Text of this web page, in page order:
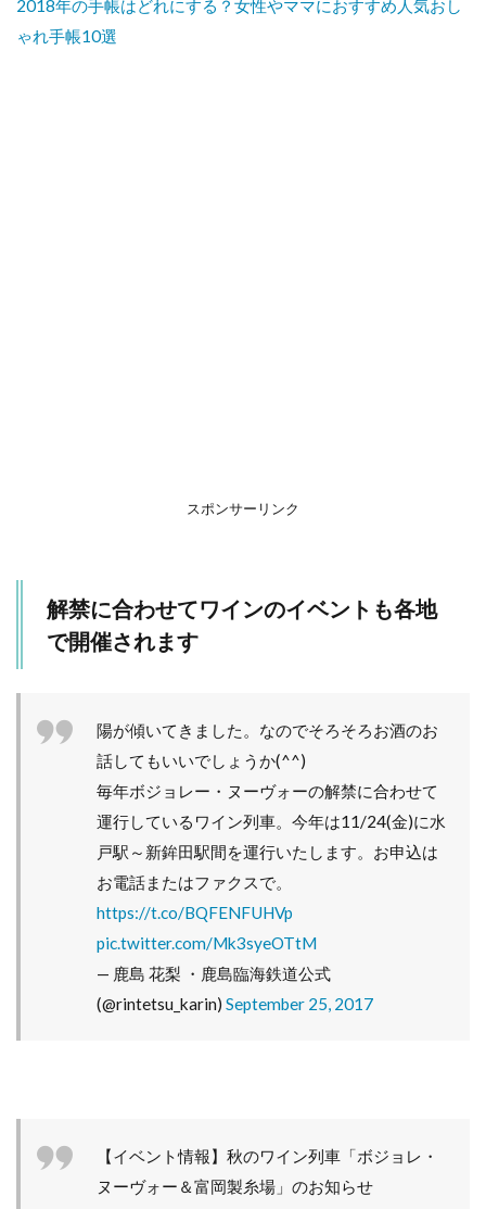
2017
7
2018年の手帳はどれにする？女性やママにおすすめ人気おし
ゃれ手帳10選
スポンサーリンク
解禁に合わせてワインのイベントも各地
で開催されます
陽が傾いてきました。なのでそろそろお酒のお
話してもいいでしょうか(^^)
毎年ボジョレー・ヌーヴォーの解禁に合わせて
運行しているワイン列車。今年は11/24(金)に水
戸駅～新鉾田駅間を運行いたします。お申込は
お電話またはファクスで。
https://t.co/BQFENFUHVp
pic.twitter.com/Mk3syeOTtM
— 鹿島 花梨 ・鹿島臨海鉄道公式
(@rintetsu_karin) September 25, 2017
【イベント情報】秋のワイン列車「ボジョレ・
ヌーヴォー＆富岡製糸場」のお知らせ